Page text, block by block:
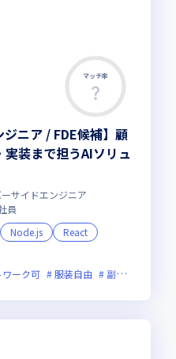
マッチ率
ジニア / FDE候補】顧
装まで担うAIソリュ
サイドエンジニア
員
Node.js
React
ワーク可 服装自由 副業可